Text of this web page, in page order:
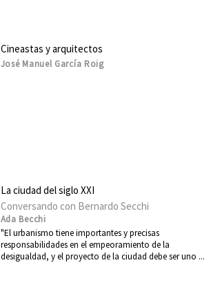
Cineastas y arquitectos
José Manuel García Roig
La ciudad del siglo XXI
Conversando con Bernardo Secchi
Ada Becchi
"El urbanismo tiene importantes y precisas
responsabilidades en el empeoramiento de la
desigualdad, y el proyecto de la ciudad debe ser uno ...